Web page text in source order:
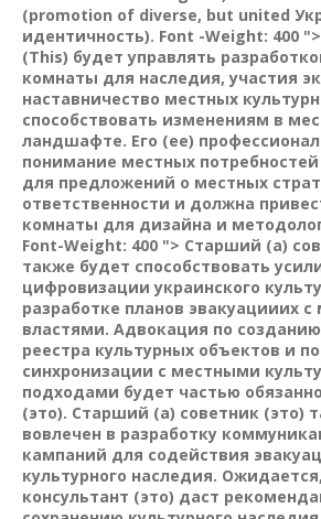
(promotion of diverse, but united
идентичность). Font -Weight: 400
(This) будет управлять
комнаты для наследия, участия
наставничество местных
способствовать изменениям в
ландшафте. Его (ее)
понимание местных
для предложений о местных
ответственности и должна
комнаты для дизайна и
Font-Weight: 400 "> Старший (а)
также будет способствовать
цифровизации украинского
разработке планов эвакуацииих
властями. Адвокация по
реестра культурных объектов и
синхронизации с местными
подходами будет частью
(это). Старший (а) советник (это)
вовлечен в разработку
кампаний для содействия
культурного наследия.
консультант (это) даст